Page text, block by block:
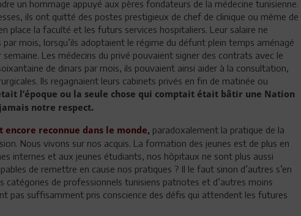
un hommage appuyé aux pères fondateurs de la médecine tunisienne.
ils ont quitté des postes prestigieux de chef de clinique ou même de
place la faculté et les futurs services hospitaliers. Leur salaire ne
mois, lorsqu’ils adoptaient le régime du défunt plein temps aménagé
Les médecins du privé pouvaient signer des contrats avec le
de dinars par mois, ils pouvaient ainsi aider à la consultation,
Ils regagnaient leurs cabinets privés en fin de matinée ou
l’époque ou la seule chose qui comptait était bâtir une Nation
notre respect.
reconnue dans le monde, paradoxalement la pratique de la
Nous vivons sur nos acquis. La formation des jeunes est de plus en
internes et aux jeunes étudiants, nos hôpitaux ne sont plus aussi
de remettre en cause nos pratiques ? Il le faut sinon d’autres s’en
catégories de professionnels tunisiens patriotes et d’autres moins
pas suffisamment pris conscience des défis qui attendent les futures